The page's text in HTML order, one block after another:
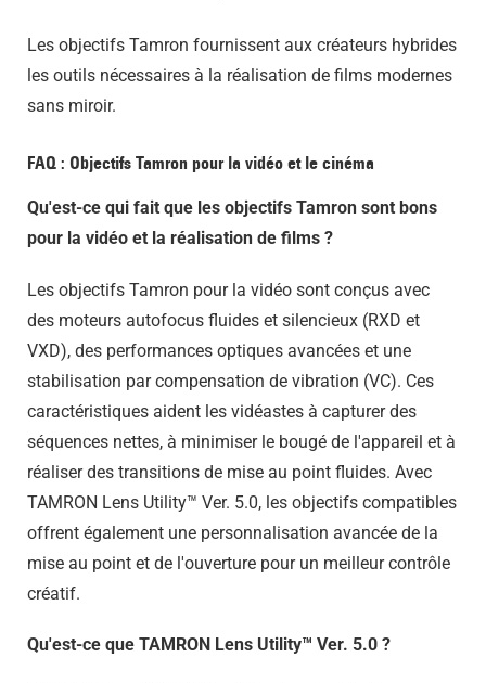
Les objectifs Tamron fournissent aux créateurs hybrides
les outils nécessaires à la réalisation de films modernes
sans miroir.
FAQ : Objectifs Tamron pour la vidéo et le cinéma
Qu'est-ce qui fait que les objectifs Tamron sont bons
pour la vidéo et la réalisation de films ?
Les objectifs Tamron pour la vidéo sont conçus avec
des moteurs autofocus fluides et silencieux (RXD et
VXD), des performances optiques avancées et une
stabilisation par compensation de vibration (VC). Ces
caractéristiques aident les vidéastes à capturer des
séquences nettes, à minimiser le bougé de l'appareil et à
réaliser des transitions de mise au point fluides. Avec
TAMRON Lens Utility™ Ver. 5.0, les objectifs compatibles
offrent également une personnalisation avancée de la
mise au point et de l'ouverture pour un meilleur contrôle
créatif.
Qu'est-ce que TAMRON Lens Utility™ Ver. 5.0 ?